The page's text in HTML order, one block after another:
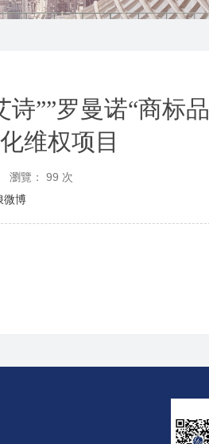
””罗曼诺“商标品
维权项目
瀏覽： 99 次
微博